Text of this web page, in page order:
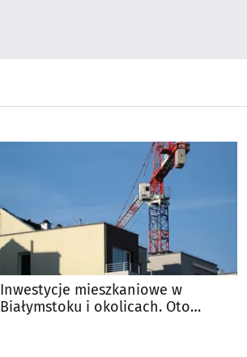
Inwestycje mieszkaniowe w
Białymstoku i okolicach. Oto